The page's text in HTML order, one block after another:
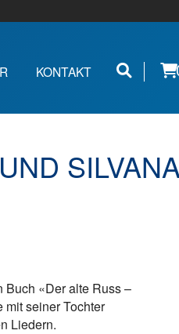
KONTAKT
Buch «Der alte Russ –
mit seiner Tochter
Liedern.